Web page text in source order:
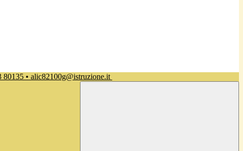
80135 • alic82100g@istruzione.it